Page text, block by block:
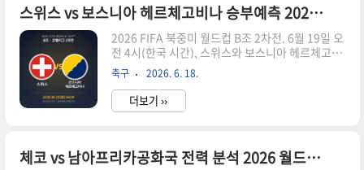
는 보스니아 헤르체고비나와의 1차전에서 전반 21
분 선제골을 내줬지만 후반 33분 카일 래린의 동점
골로 승점 1점을 챙겼습니다. 카타르는 스위스와의
1차전에서 전반 17분 페널티킥으로 선제골을 허용
했지만 후반 추가시간 막판 극적인 동점골로 승점
1점을 따냈습니다. 두 팀 모두 끝까지 포기하지 않
는 저력을..
스위스 vs 보스니아 헤르체고비나 승부예측 2026 월드컵 B조 2차전 전력분석
2026 FIFA 북중미 월드컵 B조 2차전. 6월 19일 오
전 4시(한국 시간), 스위스와 보스니아 헤르체고비
나가 맞붙습니다. 두 팀 모두 1차전에서 나란히 무
승부를 기록하며 승점 1점씩을 챙겼습니다. 스위스
는 카타르와 1-1로 비겼고, 보스니아는 캐나다와
역시 1-1로 비겼습니다. 조 1위 후보로 평가받는 두
전반 17분 페널티킥을 성공시키며 앞서나갔지만,
축구 2026. 6. 18.
더보기 ››
체코 vs 남아프리카공화국 전력 분석 2026 월드컵 A조 2차전 승부 예측과 관전 포인트